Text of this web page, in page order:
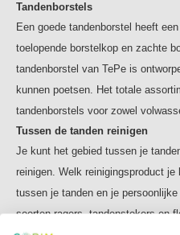
Tandenborstels
Een goede tandenborstel heeft
toelopende borstelkop en zachte
tandenborstel van TePe is
kunnen poetsen. Het totale
tandenborstels voor zowel
Tussen de tanden reinigen
Je kunt het gebied tussen je
reinigen. Welk reinigingsproduct
tussen je tanden en je
soorten ragers, tandenstokers en